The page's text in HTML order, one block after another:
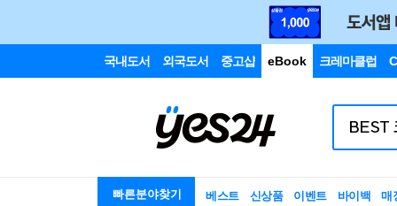
국내도서 외국도서 중고샵 eBook 크레마클럽
빠른분야찾기 베스트 신상품 이벤트 바이백 매